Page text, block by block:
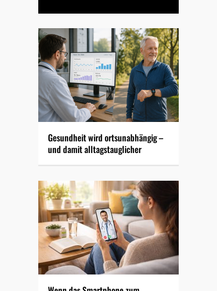
Gesundheit wird ortsunabhängig –
und damit alltagstauglicher